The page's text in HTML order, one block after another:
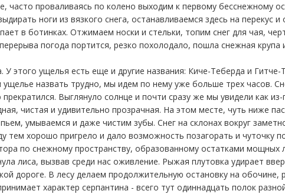
часто проваливаясь по колено выходим к первому бесснежному
ноги из вязкого снега, останавливаемся здесь на перекус и
в ботинках. Отжимаем носки и стельки, топим снег для чая,
погода портится, резко похолодало, пошла снежная крупа
этого ущелья есть еще и другие названия: Киче-Теберда и Гитче-
назвать трудно, мы идем по нему уже больше трех часов.
Выглянуло солнце и почти сразу же мы увидели как из-
чистая и удивительно прозрачная. На этом месте, чуть ниже
умываемся и даже чистим зубы. Снег на склонах вокруг
хорошо пригрело и дало возможность позагорать и чуточку
по снежному пространству, образованному остатками мощных
лиса, вызвав среди нас оживление. Рыжая плутовка удирает
дороге. В лесу делаем продолжительную остановку на обочине,
характер серпантина - всего тут одиннадцать полок